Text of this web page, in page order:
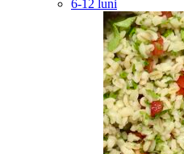
6-12 luni